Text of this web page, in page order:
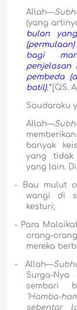
Allah—
(yang
bulan
bagi
penjelasan
pembeda
batil)."[QS.
Saudaraku
Allah—
banyak
yang tidak
yang lain.
-
Bau mulut
wangi di
kesturi;
- Para
orang-
mereka
- Allah—
Surga-
sembari
"Hamba-
sebentar